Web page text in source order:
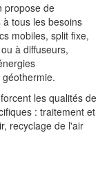
propose de
tous les besoins
mobiles, split fixe,
à diffuseurs,
les qualités de
: traitement et
recyclage de l'air